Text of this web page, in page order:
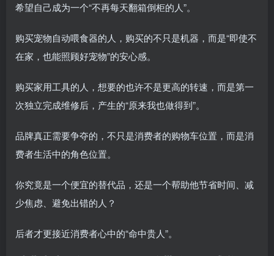
希望自己成为一个“不再每天翻箱倒柜的人”。
购买宠物自动喂食器的人，购买的不只是机器，而是“即使不
在家，也能照顾好宠物”的安心感。
购买家用工具的人，想要的也许不是更高的转速，而是第一
次独立完成维修后，产生的“原来我也做得到”。
品牌真正需要争夺的，不只是消费者的购物车位置，而是消
费者生活中的角色位置。
你究竟是一个便宜的替代品，还是一个帮助他节省时间、减
少焦虑、避免出错的人？
后者才更接近消费者心中的“命中贵人”。